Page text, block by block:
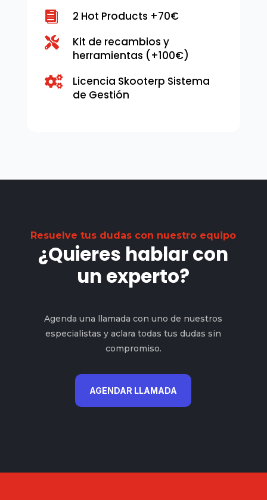

2 Hot Products +70€

Kit de recambios y
herramientas (+100€)

Licencia Skooterp Sistema
de Gestión
Resuelve tus dudas con nuestro equipo
¿Quieres hablar con
un experto?
Agenda una llamada con uno de nuestros
especialistas y aclara todas tus dudas sin
compromiso.
AGENDAR LLAMADA